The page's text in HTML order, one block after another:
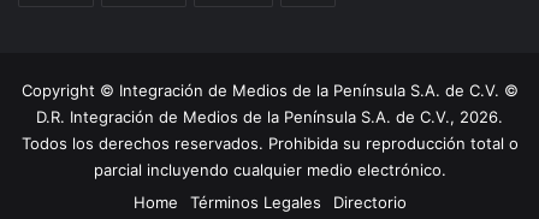
Copyright © Integración de Medios de la Península S.A. de C.V. ©
D.R. Integración de Medios de la Península S.A. de C.V., 2026.
Todos los derechos reservados. Prohibida su reproducción total o
parcial incluyendo cualquier medio electrónico.
Home
Términos Legales Directorio